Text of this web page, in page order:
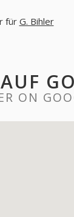
für G. Bihler
ON